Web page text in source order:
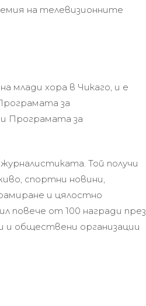
на телевизионните
млади хора в Чикаго, и е
за
Програмата за
Той получи
спортни новини,
и цялостно
повече от 100 награди през
и обществени организации